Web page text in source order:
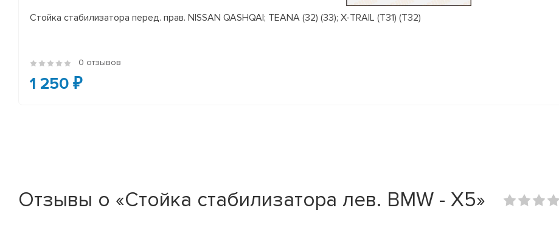
Стойка стабилизатора перед. прав. NISSAN QASHQAI; TEANA (32) (33); X-TRAIL (T31) (T32)
0 отзывов
1 250 ₽
Отзывы о «Стойка стабилизатора лев. BMW - X5»